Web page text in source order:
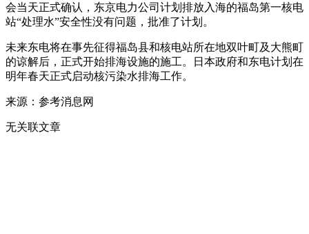
会当天正式确认，东京电力公司计划排放入海的福岛第一核电
站“处理水”安全性没有问题，批准了计划。
未来东电将在事先征得福岛县和核电站所在地双叶町及大熊町
的谅解后，正式开始排海设施的施工。日本政府和东电计划在
明年春天正式启动核污染水排海工作。
来源：参考消息网
无关联文章